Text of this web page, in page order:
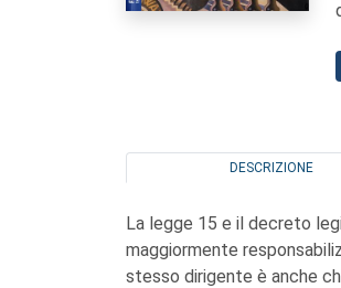
DESCRIZIONE
La legge 15 e il decreto
maggiormente
stesso dirigente è anche